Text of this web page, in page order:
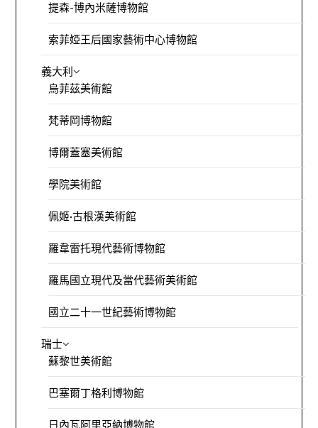
提森-博內米薩博物館
索菲婭王后國家藝術中心博物館
義大利
烏菲茲美術館
梵蒂岡博物館
博爾蓋塞美術館
學院美術館
佩姬·古根漢美術館
羅韋雷托現代藝術博物館
羅馬國立現代及當代藝術美術館
國立二十一世紀藝術博物館
瑞士
蘇黎世美術館
巴塞爾丁格利博物館
日內瓦阿里亞納博物館